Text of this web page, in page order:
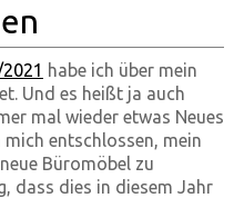
habe ich über mein
Und es heißt ja auch
mal wieder etwas Neues
entschlossen, mein
Büromöbel zu
dass dies in diesem Jahr